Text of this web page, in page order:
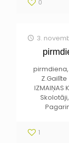
0
3.
IZMAIŅAS
1